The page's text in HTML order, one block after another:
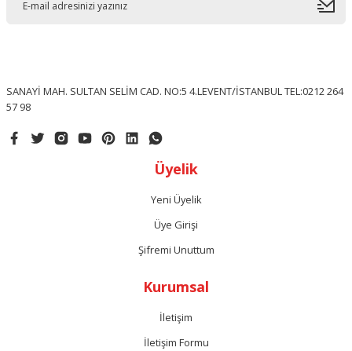
SANAYİ MAH. SULTAN SELİM CAD. NO:5 4.LEVENT/İSTANBUL TEL:0212 264
57 98
Üyelik
Yeni Üyelik
Üye Girişi
Şifremi Unuttum
Kurumsal
İletişim
İletişim Formu